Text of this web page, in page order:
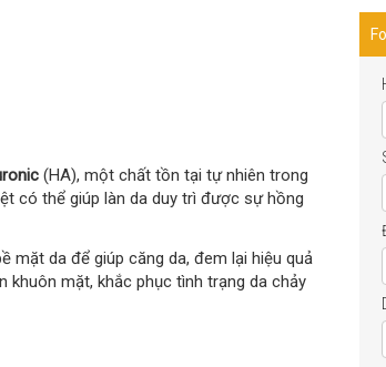
(HA), một chất tồn tại tự nhiên trong
có thể giúp làn da duy trì được sự hồng
mặt da để giúp căng da, đem lại hiệu quả
khuôn mặt, khắc phục tình trạng da chảy